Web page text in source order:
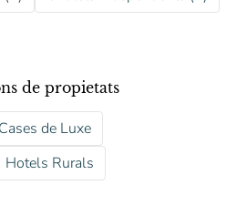
de propietats
Cases de Luxe
Hotels Rurals